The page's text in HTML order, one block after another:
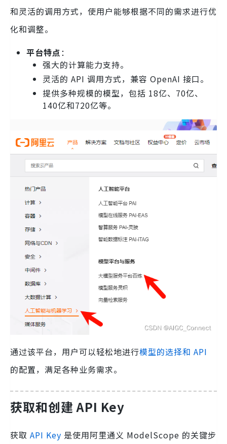
和灵活的调用方式，使用户能够根据不同的需求进行优
化和调整。
平台特点 ：
强大的计算能力支持。
灵活的 API 调用方式，兼容 OpenAI 接口。
提供多种规模的模型，包括 18亿、70亿、
140亿和720亿等。
通过该平台，用户可以轻松地进行模型的选择和 API
的配置，满足各种业务需求。
获取和创建 API Key
获取 API Key 是使用阿里通义 ModelScope 的关键步